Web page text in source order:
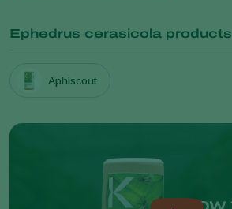
Ephedrus cerasicola products
Aphiscout